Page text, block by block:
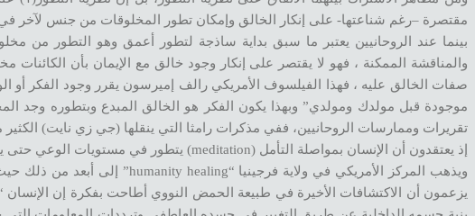
مقتصرة –رغم شناعتها- على إنكار الخالق وإمكان تطور المخلوقات من جنس لآخر في
بينما عند الروحانيين يعتبر ما سبق بداية ساذجة لتطور أعمق وهو التطور من
والمناقشة الممكنة ، فهو لا يقتصر على إنكار وجود خالق مع الإيمان بأن الكائنات
صفات الخالق عليه ، فهذا الفيلسوف الأمريكي رالف إميرسون يقرر وجود الفكر أو
موجودة قبل مولدك ومولدي” وبهذا يكون الفكر هو الخالق المبدع وبتطوره وجد
تقريرات وممارسات الروحانيين، ففي مذكرات رامثا التي ينقلها (جي زي نايت)
إذ يعتقدون أن الإنسان بمواصلة التأمل (meditation) يتطور في مستويات الوعي حتى يصبح له من قدرات الخلق والشفاء ما ليس لغيره
يزعمون أن الاكتشافات الأخيرة في طبيعة الحمض النووي أطاحت بفكرة إن